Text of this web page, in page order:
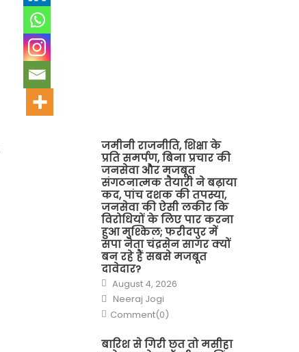
जमीनी राजनीति, शिक्षा के
प्रति समर्पण, बिना प्रचार की
जनसेवा और मजबूत
संगठनात्मक तैयारी ने बढ़ाया
कद, पांच दशक की तपस्या,
जनसेवा की ऐसी लकीर कि
विरोधियों के लिए पार करना
हुआ मुश्किल; फरीदपुर में
सपा नेता चंद्रसेन सागर क्यों
बन रहे हैं सबसे मजबूत
दावेदार?
Posted
on
August 4, 2026
Author
Neeraj Jogi
Comment(0)
बारिश से गिरी छत तो मसीहा